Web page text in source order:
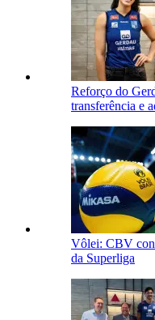
Reforço do
transferência e
Vôlei: CBV
da Superliga